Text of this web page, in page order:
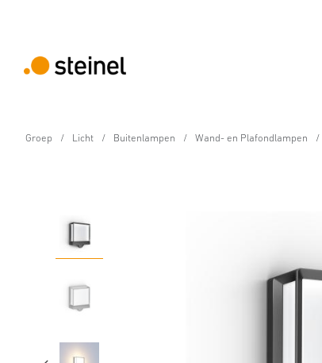
Groep Licht Buitenlampen Wand- en Plafondlampen
Eigenschappen